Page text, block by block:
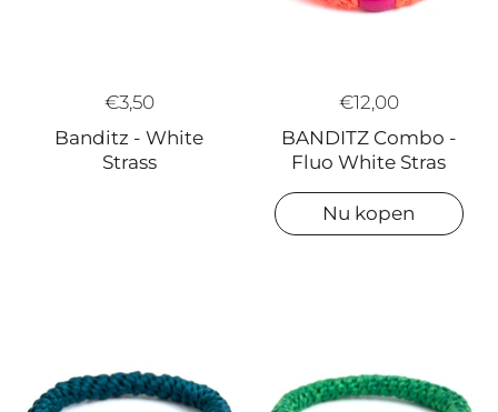
€3,50
Banditz - White
Strass
€12,00
BANDITZ Combo -
Fluo White Stras
Nu kopen